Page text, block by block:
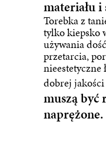
materiału
Torebka z
tylko kiepsko
używania
przetarcia,
nieestetyczne
dobrej
muszą być
naprężone.